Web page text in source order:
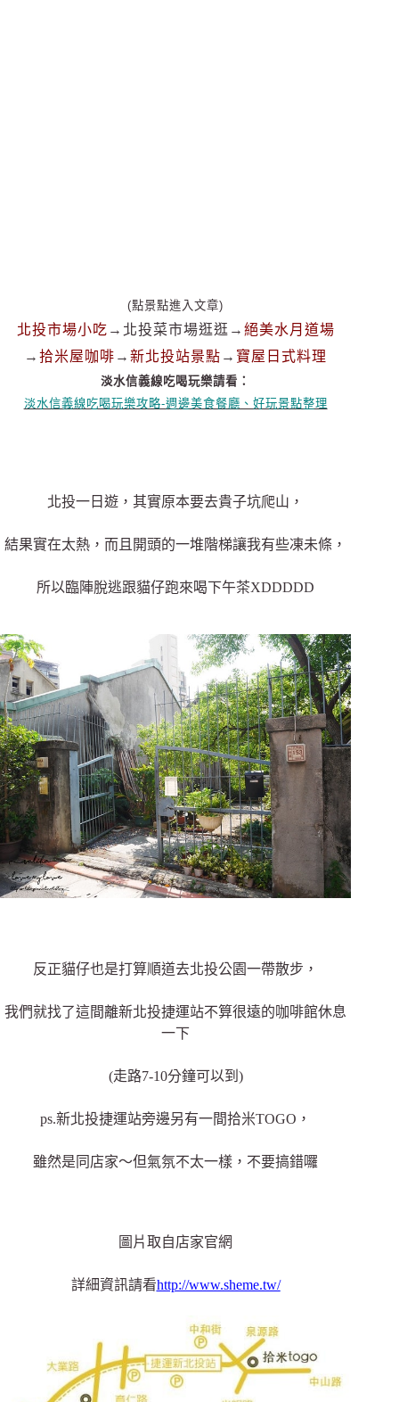
(點景點進入文章)
北投市場小吃 →北投菜市場逛逛→ 絕美水月道場
→拾米屋咖啡 →新北投站景點 → 寶屋日式料理
淡水信義線吃喝玩樂請看：
淡水信義線吃喝玩樂攻略-週邊美食餐廳、好玩景點整理
北投一日遊，其實原本要去貴子坑爬山，
結果實在太熱，而且開頭的一堆階梯讓我有些凍未條，
所以臨陣脫逃跟貓仔跑來喝下午茶XDDDDD
反正貓仔也是打算順道去北投公園一帶散步，
我們就找了這間離新北投捷運站不算很遠的咖啡館休息
一下
(走路7-10分鐘可以到)
ps.新北投捷運站旁邊另有一間拾米TOGO，
雖然是同店家～但氣氛不太一樣，不要搞錯囉
圖片取自店家官網
詳細資訊請看http://www.sheme.tw/